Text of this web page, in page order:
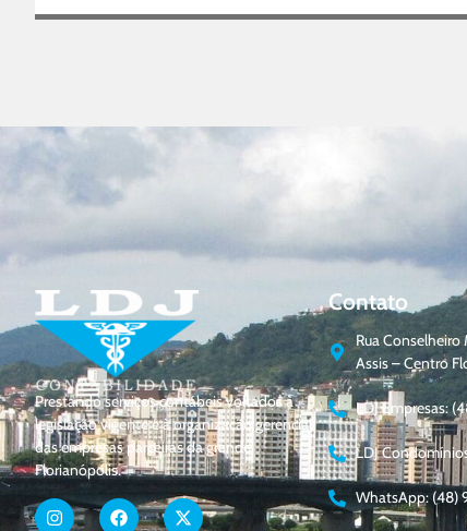
Prestando serviços contábeis voltados à
legislação vigente e à organização gerencial
das empresas parceiras da grande
Florianópolis.
Contato
Rua
Assis – Centro
LDJ Empresas:
LDJ
WhatsApp: (48)